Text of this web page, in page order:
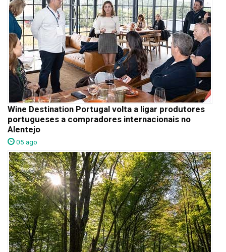
Wine Destination Portugal volta a ligar produtores
portugueses a compradores internacionais no
Alentejo
05 ago